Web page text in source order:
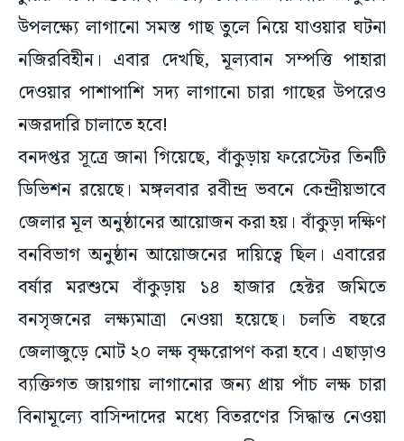
উপলক্ষ্যে লাগানো সমস্ত গাছ তুলে নিয়ে যাওয়ার ঘটনা
নজিরবিহীন। এবার দেখছি, মূল্যবান সম্পত্তি পাহারা
দেওয়ার পাশাপাশি সদ্য লাগানো চারা গাছের উপরেও
নজরদারি চালাতে হবে!
বনদপ্তর সূত্রে জানা গিয়েছে, বাঁকুড়ায় ফরেস্টের তিনটি
ডিভিশন রয়েছে। মঙ্গলবার রবীন্দ্র ভবনে কেন্দ্রীয়ভাবে
জেলার মূল অনুষ্ঠানের আয়োজন করা হয়। বাঁকুড়া দক্ষিণ
বনবিভাগ অনুষ্ঠান আয়োজনের দায়িত্বে ছিল। এবারের
বর্ষার মরশুমে বাঁকুড়ায় ১৪ হাজার হেক্টর জমিতে
বনসৃজনের লক্ষ্যমাত্রা নেওয়া হয়েছে। চলতি বছরে
জেলাজুড়ে মোট ২০ লক্ষ বৃক্ষরোপণ করা হবে। এছাড়াও
ব্যক্তিগত জায়গায় লাগানোর জন্য প্রায় পাঁচ লক্ষ চারা
বিনামূল্যে বাসিন্দাদের মধ্যে বিতরণের সিদ্ধান্ত নেওয়া